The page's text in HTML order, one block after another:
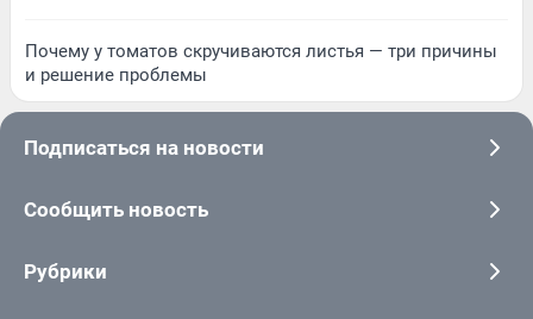
Почему у томатов скручиваются листья — три причины
и решение проблемы
Подписаться на новости
Сообщить новость
Рубрики